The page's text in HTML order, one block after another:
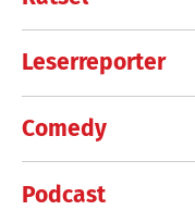
Leserreporter
Comedy
Podcast